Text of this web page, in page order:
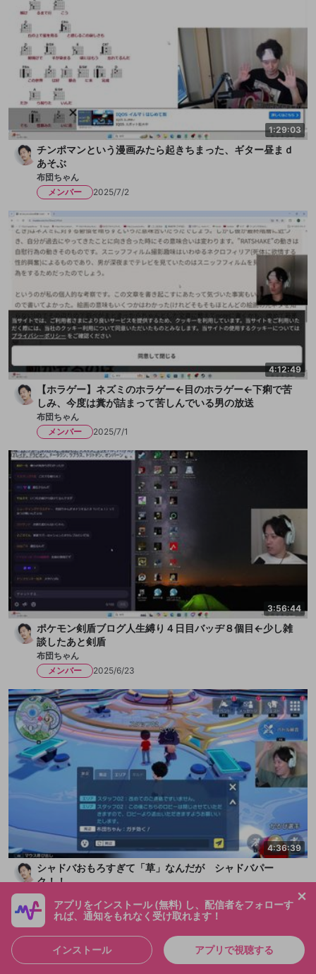
1:29:03
チンポマンという漫画みたら起きちまった、ギター昼まｄ
あそぶ
布団ちゃん
メンバー
2025/7/2
4:12:49
【ホラゲー】ネズミのホラゲー←目のホラゲー←下痢で苦
しみ、今度は糞が詰まって苦しんでいる男の放送
布団ちゃん
メンバー
2025/7/1
3:56:44
ポケモン剣盾ブログ人生縛り４日目バッヂ８個目←少し雑
談したあと剣盾
布団ちゃん
メンバー
2025/6/23
4:36:39
シャドバおもろすぎて「草」なんだが シャドバパー
ク！！
布団ちゃん
メンバー
2025/6/21
アプリをインストール (無料) し、配信者をフォローす
れば、通知をもれなく受け取れます！
インストール アプリで視聴する